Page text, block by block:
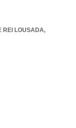
REI LOUSADA,